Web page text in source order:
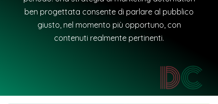
ben progettata consente di parlare al pubblico
giusto, nel momento più opportuno, con
contenuti realmente pertinenti.